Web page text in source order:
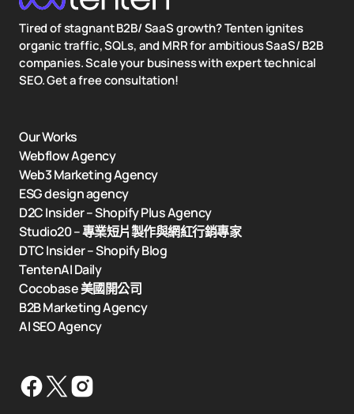
Tired of stagnant B2B/ SaaS growth? Tenten ignites
organic traffic, SQLs, and MRR for ambitious SaaS/ B2B
companies. Scale your business with expert technical
SEO. Get a free consultation!
Our Works
Webflow Agency
Web3 Marketing Agency
ESG design agency
D2C Insider – Shopify Plus Agency
Studio20 – 專業短片製作與網紅行銷專家
DTC Insider – Shopify Blog
TentenAI Daily
Cocobase 美國開公司
B2B Marketing Agency
AI SEO Agency